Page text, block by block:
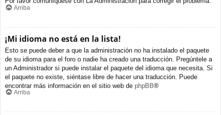
Arriba
¡Mi idioma no está en la lista!
Esto se puede deber a que la administración no ha instalado el paquete
de su idioma para el foro o nadie ha creado una traducción. Pregúntele a
un Administrador si puede instalar el paquete del idioma que necesita. Si
el paquete no existe, siéntase libre de hacer una traducción. Puede
encontrar más información en el sitio web de phpBB®
Arriba